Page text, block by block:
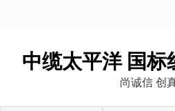
中缆太平洋 国标
尚诚信 创